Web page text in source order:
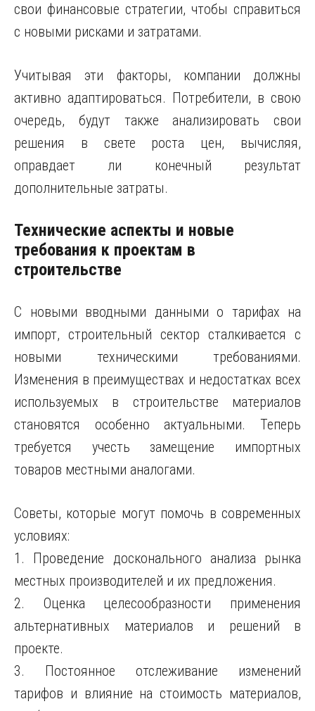
свои финансовые стратегии, чтобы справиться
с новыми рисками и затратами.
Учитывая эти факторы, компании должны
активно адаптироваться. Потребители, в свою
очередь, будут также анализировать свои
решения в свете роста цен, вычисляя,
оправдает ли конечный результат
дополнительные затраты.
Технические аспекты и новые
требования к проектам в
строительстве
С новыми вводными данными о тарифах на
импорт, строительный сектор сталкивается с
новыми техническими требованиями.
Изменения в преимуществах и недостатках всех
используемых в строительстве материалов
становятся особенно актуальными. Теперь
требуется учесть замещение импортных
товаров местными аналогами.
Советы, которые могут помочь в современных
условиях:
1. Проведение досконального анализа рынка
местных производителей и их предложения.
2. Оценка целесообразности применения
альтернативных материалов и решений в
проекте.
3. Постоянное отслеживание изменений
тарифов и влияние на стоимость материалов,